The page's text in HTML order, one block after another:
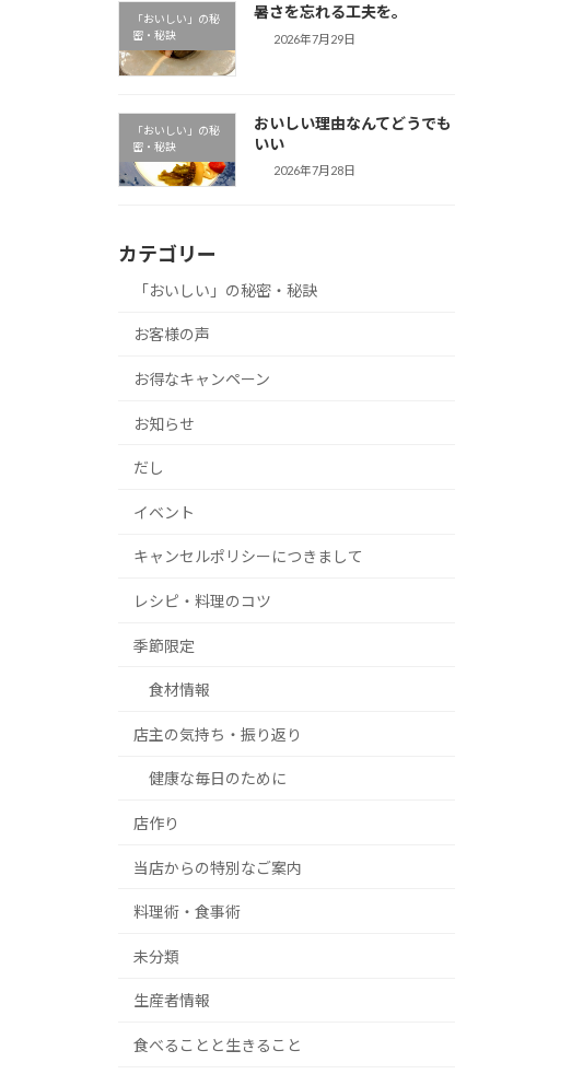
「おいしい」の秘
密・秘訣
暑さを忘れる工夫を。
2026年7月29日
「おいしい」の秘
密・秘訣
おいしい理由なんてどうでも
いい
2026年7月28日
カテゴリー
「おいしい」の秘密・秘訣
お客様の声
お得なキャンペーン
お知らせ
だし
イベント
キャンセルポリシーにつきまして
レシピ・料理のコツ
季節限定
食材情報
店主の気持ち・振り返り
健康な毎日のために
店作り
当店からの特別なご案内
料理術・食事術
未分類
生産者情報
食べることと生きること